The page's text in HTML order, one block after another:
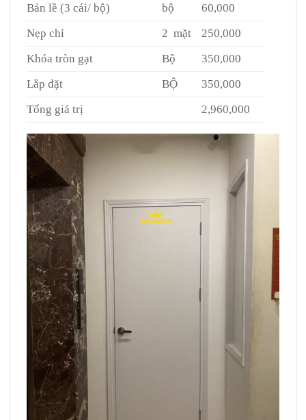
Bản lề (3 cái/ bộ) bộ
60,000
Nẹp chỉ
2 mặt
250,000
Khóa tròn gạt
Bộ
350,000
Lắp đặt
BỘ
350,000
Tổng giá trị
2,960,000